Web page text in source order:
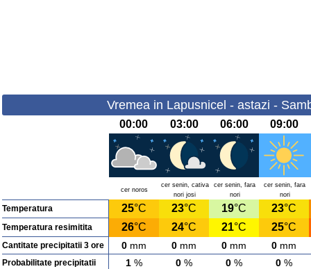
Vremea in Lapusnicel - astazi -
00:00 03:00 06:00 09:00
cer noros
cer senin, cativa
nori josi
cer senin, fara
nori
cer senin, fara
nori
Temperatura 25°C 23°C 19°C 23°C
Temperatura resimitita 26°C 24°C 21°C 25°C
Cantitate precipitatii 3 ore 0 mm 0 mm 0 mm 0 mm
Probabilitate precipitatii 1 % 0 % 0 % 0 %